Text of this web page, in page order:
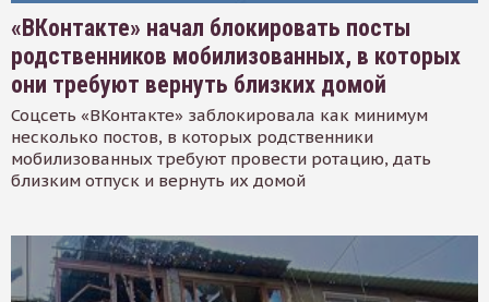
«ВКонтакте» начал блокировать посты
родственников мобилизованных, в которых
они требуют вернуть близких домой
Соцсеть «ВКонтакте» заблокировала как минимум
несколько постов, в которых родственники
мобилизованных требуют провести ротацию, дать
близким отпуск и вернуть их домой